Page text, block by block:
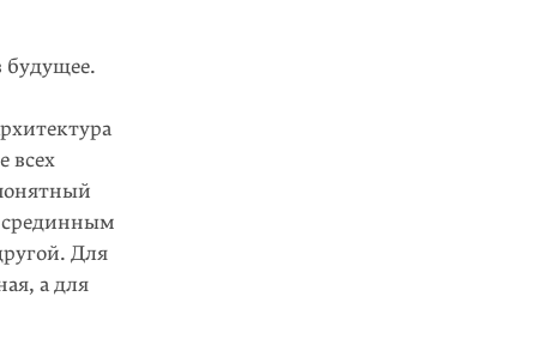
будущее.
всех
срединным
Для
а для